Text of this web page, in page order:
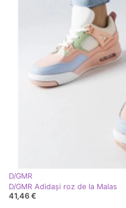
D/GMR
D/GMR Adidași roz de la Malas
41,46 €